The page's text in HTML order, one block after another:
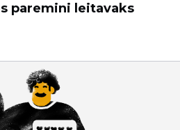
paremini leitavaks